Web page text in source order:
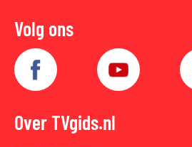
Volg ons
Over TVgids.nl